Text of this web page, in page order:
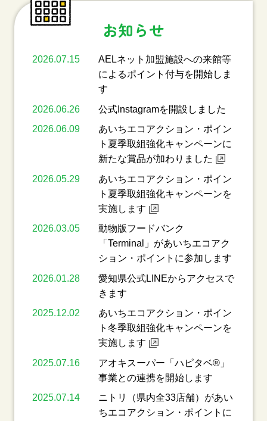
お知らせ
2026.07.15
AELネット加盟施設への来館等
によるポイント付与を開始しま
す
2026.06.26
公式Instagramを開設しました
2026.06.09
あいちエコアクション・ポイン
ト夏季取組強化キャンペーンに
新たな賞品が加わりました
2026.05.29
あいちエコアクション・ポイン
ト夏季取組強化キャンペーンを
実施します
2026.03.05
動物版フードバンク
「Terminal」があいちエコアク
ション・ポイントに参加します
2026.01.28
愛知県公式LINEからアクセスで
きます
2025.12.02
あいちエコアクション・ポイン
ト冬季取組強化キャンペーンを
実施します
2025.07.16
アオキスーパー「ハピタベ®」
事業との連携を開始します
2025.07.14
ニトリ（県内全33店舗）があい
ちエコアクション・ポイントに